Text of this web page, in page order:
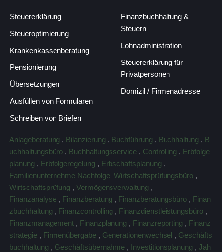
Steuererklärung
Steueroptimierung
Krankenkassenberatung
Pensionierung
Übersetzungen
Ausfüllen von Formularen
Schreiben von Briefen
Finanzbuchhaltung &
Steuern
Lohnadministration
Steuererklärung für
Privatpersonen
Domizil / Firmenadresse
Anlageberatung , Bilanzierung , Buchführung , Buchhaltung , B
uchhaltungsbüro , Buchhaltungsservice , Controlling , Erbfolge
planung , Erbfolgeregelung , Erbschaftsplanung ,
Familienunternehme Nachfolge,Wirtschaftsprüfungsbüro ,
Wirtschaftsprüfung ,Vermögensverwaltung ,
Finanzanalyse , Finanzberatung , Finanzberatungsbüro , Finan
zbuchhaltung , Finanzcontrolling , Finanzdienstleistungsbüro ,
Finanzmanagement , Finanzplanung , Finanzreporting , Finanz
strategie , Firmenübergabe , Generationenwechsel , Geschäfts
buchhaltung , Geschäftsübernahme , Investitionsplanung ,Jah